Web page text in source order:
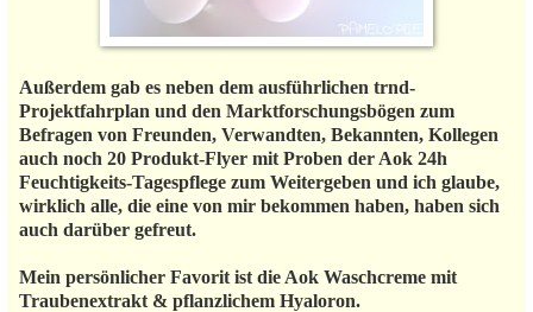
Außerdem gab es neben dem ausführlichen trnd-
Projektfahrplan und den Marktforschungsbögen zum
Befragen von Freunden, Verwandten, Bekannten, Kollegen
auch noch 20 Produkt-Flyer mit Proben der Aok 24h
Feuchtigkeits-Tagespflege zum Weitergeben und ich glaube,
wirklich alle, die eine von mir bekommen haben, haben sich
auch darüber gefreut.
Mein persönlicher Favorit ist die Aok Waschcreme mit
Traubenextrakt & pflanzlichem Hyaloron.